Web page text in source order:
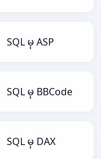
SQL မှ ASP
SQL မှ BBCode
SQL မှ DAX